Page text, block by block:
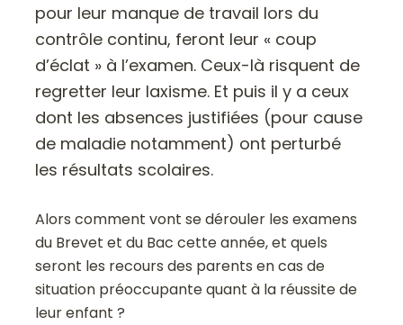
pour leur manque de travail lors du
contrôle continu, feront leur « coup
d’éclat » à l’examen. Ceux-là risquent de
regretter leur laxisme. Et puis il y a ceux
dont les absences justifiées (pour cause
de maladie notamment) ont perturbé
les résultats scolaires.
Alors comment vont se dérouler les examens
du Brevet et du Bac cette année, et quels
seront les recours des parents en cas de
situation préoccupante quant à la réussite de
leur enfant ?